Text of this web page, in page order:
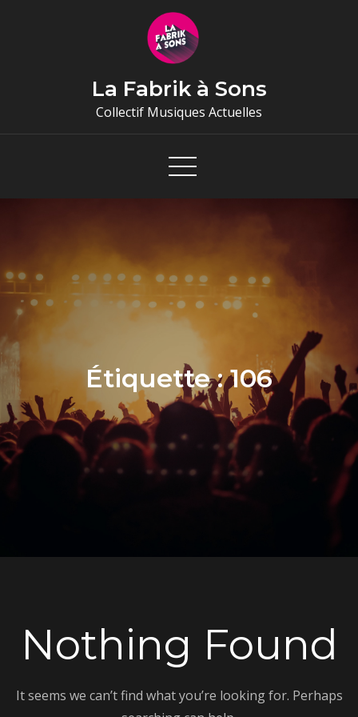
La Fabrik à Sons
Collectif Musiques Actuelles
Étiquette :106
Nothing Found
It seems we can’t find what you’re looking for. Perhaps